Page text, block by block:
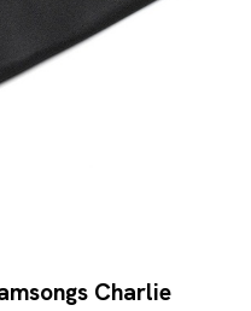
Charlie